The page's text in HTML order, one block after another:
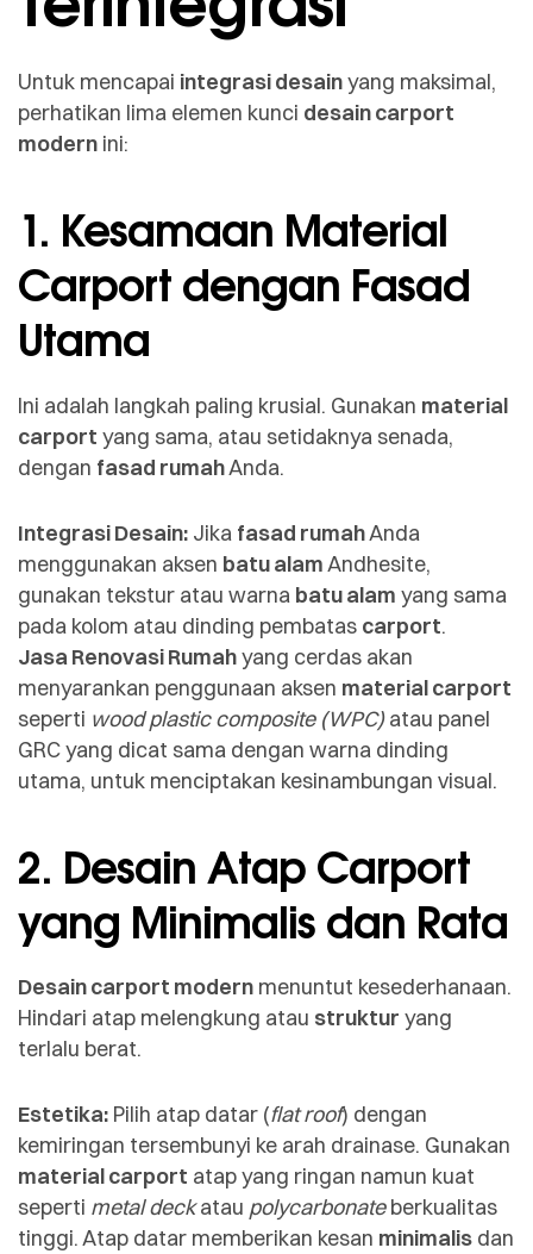
Untuk mencapai integrasi desainyang maksimal,
perhatikan lima elemen kunci desain carport
modern ini:
1. Kesamaan Material
Carport dengan Fasad
Utama
Ini adalah langkah paling krusial. Gunakan material
carport yang sama, atau setidaknya senada,
dengan fasad rumahAnda.
Integrasi Desain: Jika fasad rumahAnda
menggunakan aksen batu alamAndhesite,
gunakan tekstur atau warna batu alam yang sama
pada kolom atau dinding pembatas carport.
Jasa Renovasi Rumahyang cerdas akan
menyarankan penggunaan aksen material carport
seperti wood plastic composite (WPC)atau panel
GRC yang dicat sama dengan warna dinding
utama, untuk menciptakan kesinambungan visual.
2. Desain Atap Carport
yang Minimalis dan Rata
Desain carport modern menuntut kesederhanaan.
Hindari atap melengkung atau struktur yang
terlalu berat.
Estetika: Pilih atap datar (flat roof) dengan
kemiringan tersembunyi ke arah drainase. Gunakan
material carport atap yang ringan namun kuat
seperti metal deckatau polycarbonateberkualitas
tinggi. Atap datar memberikan kesan minimalis dan